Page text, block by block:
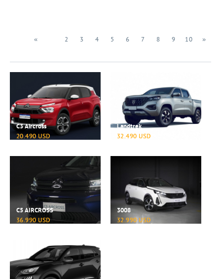
« 2 3 4 5 6 7 8 9 10 »
C3 Aircross
20.490 USD
Landtrek
32.490 USD
C5 AIRCROSS
36.990 USD
3008
32.990 USD